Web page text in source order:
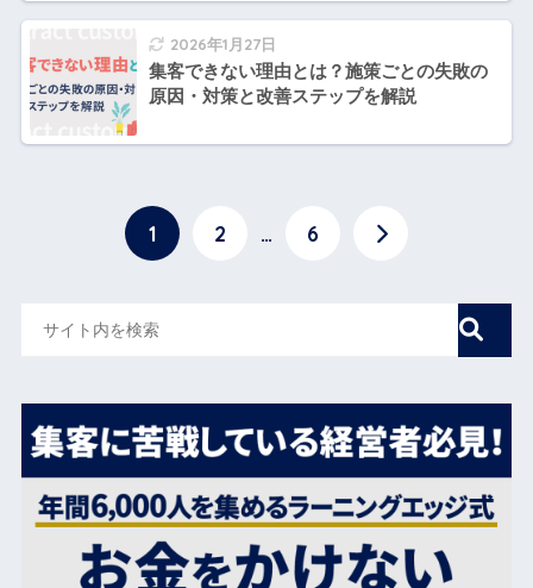
2026年1月27日
集客できない理由とは？施策ごとの失敗の
原因・対策と改善ステップを解説
1 2 … 6